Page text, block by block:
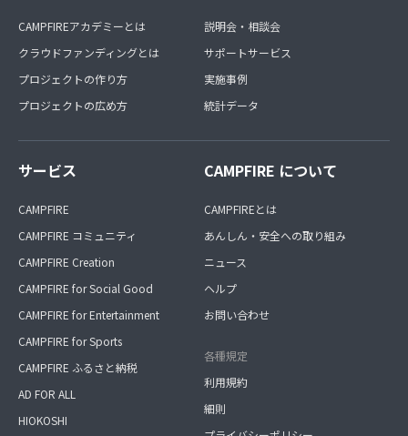
CAMPFIREアカデミーとは
クラウドファンディングとは
プロジェクトの作り方
プロジェクトの広め方
説明会・相談会
サポートサービス
実施事例
統計データ
サービス
CAMPFIRE
CAMPFIRE コミュニティ
CAMPFIRE Creation
CAMPFIRE for Social Good
CAMPFIRE for Entertainment
CAMPFIRE for Sports
CAMPFIRE ふるさと納税
AD FOR ALL
HIOKOSHI
CAMPFIRE について
CAMPFIREとは
あんしん・安全への取り組み
ニュース
ヘルプ
お問い合わせ
各種規定
利用規約
細則